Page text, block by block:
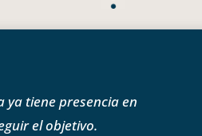
ya tiene presencia en
el objetivo.